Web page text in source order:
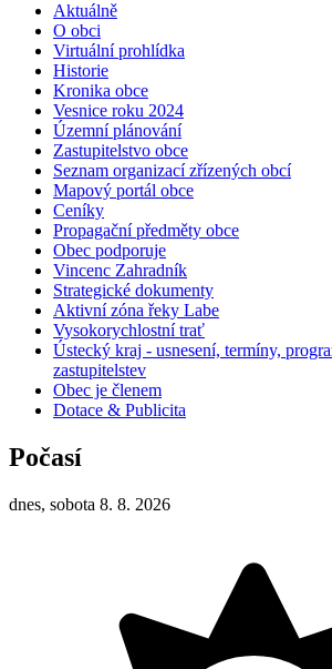
Aktuálně
O obci
Virtuální prohlídka
Historie
Kronika obce
Vesnice roku 2024
Územní plánování
Zastupitelstvo obce
Seznam organizací zřízených obcí
Mapový portál obce
Ceníky
Propagační předměty obce
Obec podporuje
Vincenc Zahradník
Strategické dokumenty
Aktivní zóna řeky Labe
Vysokorychlostní trať
Ústecký kraj - usnesení, termíny,
zastupitelstev
Obec je členem
Dotace & Publicita
Počasí
dnes, sobota 8. 8. 2026